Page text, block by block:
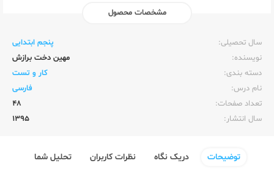
مشخصات محصول
سال تحصیلی:‌
پنجم ابتدایی
نویسنده:‌
مهین دخت برازش
دسته بندی:
کار و تست
نام درس:
فارسی
تعداد صفحات:‌
48
سال انتشار:‌
1395
توضیحات دریک نگاه نظرات کاربران تحلیل شما